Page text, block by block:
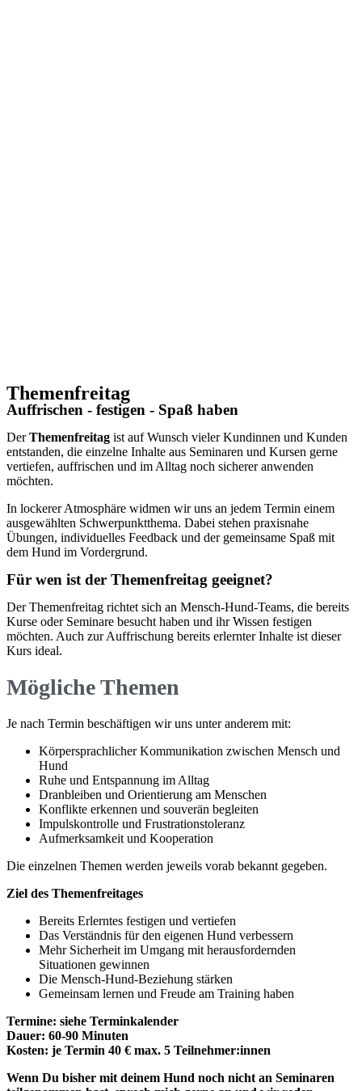
Themenfreitag
Auffrischen - festigen - Spaß haben
DerThemenfreitag ist auf Wunsch vieler Kundinnen und Kunden
entstanden, die einzelne Inhalte aus Seminaren und Kursen gerne
vertiefen, auffrischen und im Alltag noch sicherer anwenden
möchten.
In lockerer Atmosphäre widmen wir uns an jedem Termin einem
ausgewählten Schwerpunktthema. Dabei stehen praxisnahe
Übungen, individuelles Feedback und der gemeinsame Spaß mit
dem Hund im Vordergrund.
Für wen ist der Themenfreitag geeignet?
Der Themenfreitag richtet sich an Mensch-Hund-Teams, die bereits
Kurse oder Seminare besucht haben und ihr Wissen festigen
möchten. Auch zur Auffrischung bereits erlernter Inhalte ist dieser
Kurs ideal.
Mögliche Themen
Je nach Termin beschäftigen wir uns unter anderem mit:
Körpersprachlicher Kommunikation zwischen Mensch und
Hund
Ruhe und Entspannung im Alltag
Dranbleiben und Orientierung am Menschen
Konflikte erkennen und souverän begleiten
Impulskontrolle und Frustrationstoleranz
Aufmerksamkeit und Kooperation
Die einzelnen Themen werden jeweils vorab bekannt gegeben.
Ziel des Themenfreitages
Bereits Erlerntes festigen und vertiefen
Das Verständnis für den eigenen Hund verbessern
Mehr Sicherheit im Umgang mit herausfordernden
Situationen gewinnen
Die Mensch-Hund-Beziehung stärken
Gemeinsam lernen und Freude am Training haben
Termine: siehe Terminkalender
Dauer: 60-90 Minuten
Kosten: je Termin 40 € max. 5 Teilnehmer:innen
Wenn Du bisher mit deinem Hund noch nicht an Seminaren